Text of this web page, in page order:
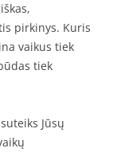
pirkinys. Kuris
vaikus tiek
tiek
suteiks Jūsų